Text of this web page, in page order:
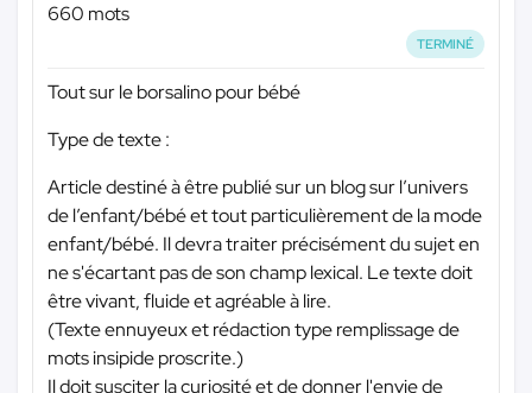
660 mots
TERMINÉ
Tout sur le borsalino pour bébé
Type de texte :
Article destiné à être publié sur un blog sur l’univers
de l’enfant/bébé et tout particulièrement de la mode
enfant/bébé. Il devra traiter précisément du sujet en
ne s'écartant pas de son champ lexical. Le texte doit
être vivant, fluide et agréable à lire.
(Texte ennuyeux et rédaction type remplissage de
mots insipide proscrite.)
Il doit susciter la curiosité et de donner l'envie de